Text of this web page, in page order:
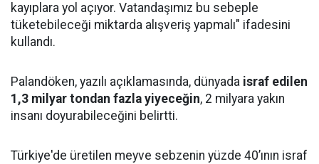
kayıplara yol açıyor. Vatandaşımız bu sebeple
tüketebileceği miktarda alışveriş yapmalı" ifadesini
kullandı.
Palandöken, yazılı açıklamasında, dünyada israf edilen
1,3 milyar tondan fazla yiyeceğin, 2 milyara yakın
insanı doyurabileceğini belirtti.
Türkiye'de üretilen meyve sebzenin yüzde 40’ının israf